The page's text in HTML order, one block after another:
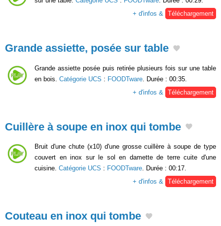
+ d'infos &
Téléchargement
Grande assiette, posée sur table
Grande assiette posée puis retirée plusieurs fois sur une table
en bois. Catégorie UCS : FOODTware . Durée : 00:35.
+ d'infos &
Téléchargement
Cuillère à soupe en inox qui tombe
Bruit d'une chute (x10) d'une grosse cuillère à soupe de type
couvert en inox sur le sol en damette de terre cuite d'une
cuisine. Catégorie UCS : FOODTware. Durée : 00:17.
+ d'infos & Téléchargement
Couteau en inox qui tombe